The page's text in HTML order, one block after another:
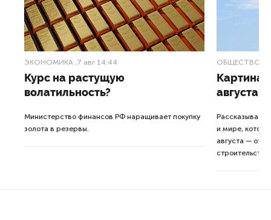
ЭКОНОМИКА ,7 авг 14:44
Курс на растущую
волатильность?
Министерство финансов РФ наращивает покупку
золота в резервы.
ОБЩЕСТВО
Картина
августа
Рассказываем
и мире,
августа — от